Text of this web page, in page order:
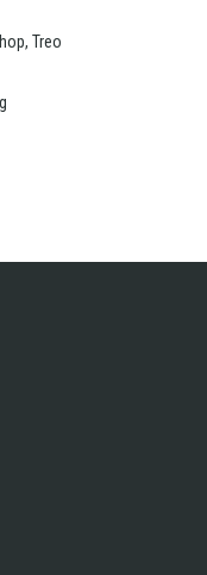
Treo